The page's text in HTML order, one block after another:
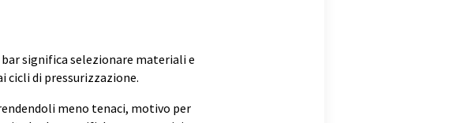
bar significa selezionare materiali e
cicli di pressurizzazione.
meno tenaci, motivo per